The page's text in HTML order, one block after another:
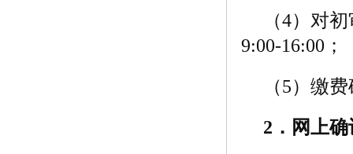
（4）对
9:00-16:00；
（5）缴
2 ．网上